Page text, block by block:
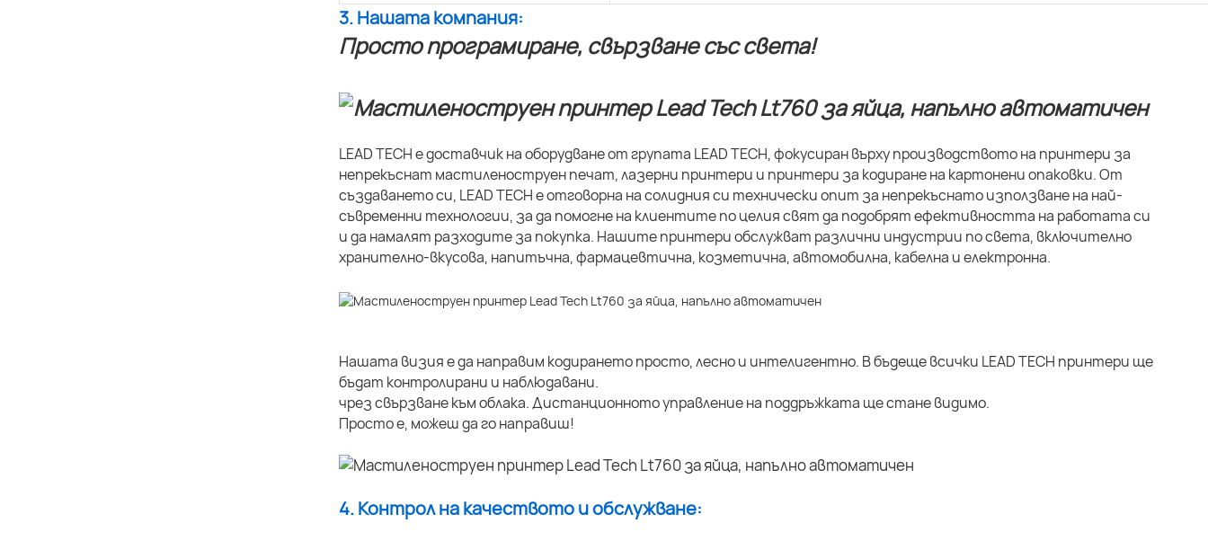
3. Нашата компания:
Просто програмиране, свързване със света!
LEAD TECH е доставчик на оборудване от групата LEAD TECH, фокусиран върху производството на принтери за
непрекъснат мастиленоструен печат, лазерни принтери и принтери за кодиране на картонени опаковки. От
създаването си, LEAD TECH е отговорна на солидния си технически опит за непрекъснато използване на най-
съвременни технологии, за да помогне на клиентите по целия свят да подобрят ефективността на работата си
и да намалят разходите за покупка. Нашите принтери обслужват различни индустрии по света, включително
хранително-вкусова, напитъчна, фармацевтична, козметична, автомобилна, кабелна и електронна.
Нашата визия е да направим кодирането просто, лесно и интелигентно. В бъдеще всички LEAD TECH принтери ще
бъдат контролирани и наблюдавани.
чрез свързване към облака. Дистанционното управление на поддръжката ще стане видимо.
Просто е, можеш да го направиш!
4. Контрол на качеството и обслужване: